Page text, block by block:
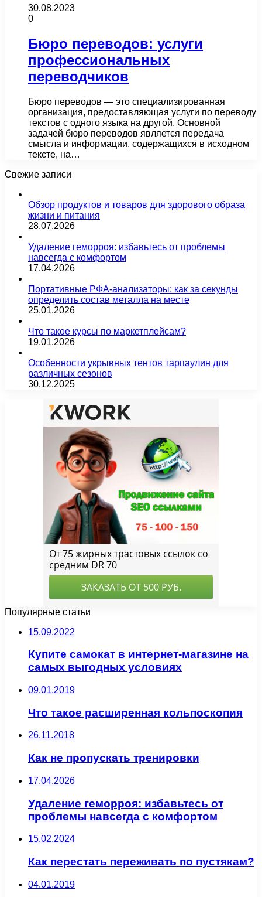
30.08.2023
0
Бюро переводов: услуги
профессиональных
переводчиков
Бюро переводов — это специализированная
организация, предоставляющая услуги по переводу
текстов с одного языка на другой. Основной
задачей бюро переводов является передача
смысла и информации, содержащихся в исходном
тексте, на…
Свежие записи
Обзор продуктов и товаров для здорового образа
жизни и питания
28.07.2026
Удаление геморроя: избавьтесь от проблемы
навсегда с комфортом
17.04.2026
Портативные РФА-анализаторы: как за секунды
определить состав металла на месте
25.01.2026
Что такое курсы по маркетплейсам?
19.01.2026
Особенности укрывных тентов тарпаулин для
различных сезонов
30.12.2025
Популярные статьи
15.09.2022
Купите самокат в интернет-магазине на
самых выгодных условиях
09.01.2019
Что такое расширенная кольпоскопия
26.11.2018
Как не пропускать тренировки
17.04.2026
Удаление геморроя: избавьтесь от
проблемы навсегда с комфортом
15.02.2024
Как перестать переживать по пустякам?
04.01.2019